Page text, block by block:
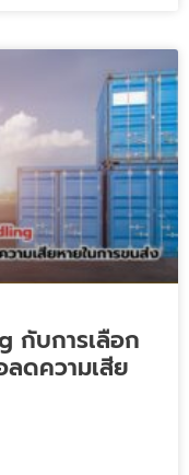
กับการเลือก
ดความเสีย